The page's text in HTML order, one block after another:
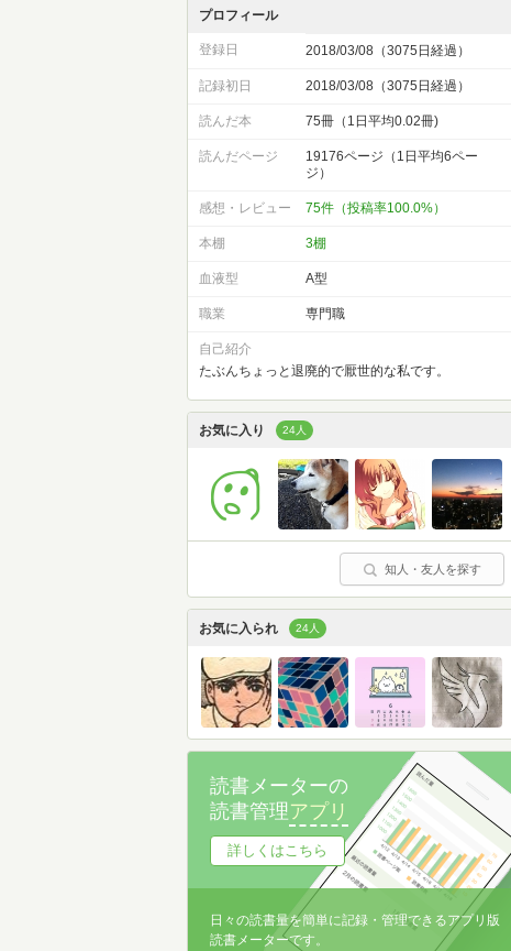
プロフィール
登録日 2018/03/08（3075日経過）
記録初日 2018/03/08（3075日経過）
読んだ本 75冊（1日平均0.02冊)
読んだページ
19176ページ（1日平均6ペー
ジ）
感想・レビュー 75件（投稿率100.0%）
本棚 3棚
血液型 A型
職業 専門職
自己紹介
たぶんちょっと退廃的で厭世的な私です。
お気に入り 24人
知人・友人を探す
お気に入られ 24人
読書メーターの
読書管理アプリ
詳しくはこちら
日々の読書量を簡単に記録・管理できるアプリ版
読書メーターです。